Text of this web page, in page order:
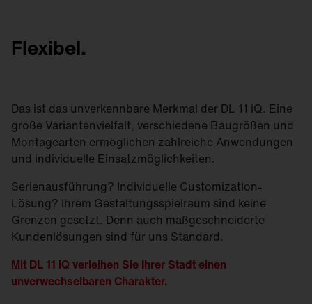
Flexibel.
Das ist das unverkennbare Merkmal der DL 11 iQ. Eine
große Variantenvielfalt, verschiedene Baugrößen und
Montagearten ermöglichen zahlreiche Anwendungen
und individuelle Einsatzmöglichkeiten.
Serienausführung? Individuelle Customization-
Lösung? Ihrem Gestaltungsspielraum sind keine
Grenzen gesetzt. Denn auch maßgeschneiderte
Kundenlösungen sind für uns Standard.
Mit DL 11 iQ verleihen Sie Ihrer Stadt einen
unverwechselbaren Charakter.